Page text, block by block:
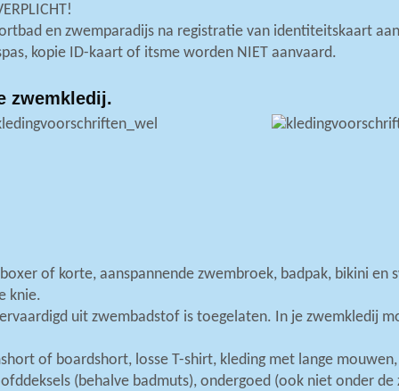
en zwemparadijs na registratie van identiteitskaart
kopie ID-kaart of itsme worden NIET aanvaard.
zwemkledij.
of korte, aanspannende zwembroek, badpak, bikini en
knie.
uit zwembadstof is toegelaten. In je zwemkledij
of boardshort, losse T-shirt, kleding met lange
(behalve badmuts), ondergoed (ook niet onder de
6 augustus 2026 zijn:
20u.
website maakt gebruik van cookies
met surfen op deze website, ga je akkoord met onze
Deactiveer alle optionele cookies
voor puur technische redenen voor een normaal bezoek aan
cookies heeft een negatieve invloed op uw
aanwezig op onze website.
ons in staat uw surfgedrag te analyseren en worden gebruikt om de
worden alleen geplaatst als u ze inschakelt.